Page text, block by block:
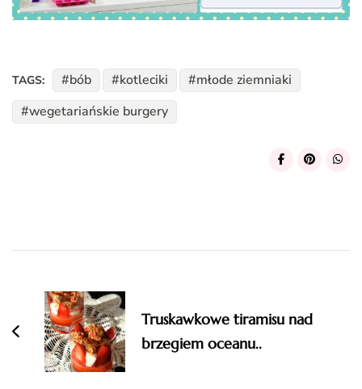
TAGS: bób kotleciki
młode ziemniaki
wegetariańskie burgery
Navigation
Truskawkowe tiramisu nad
brzegiem oceanu..